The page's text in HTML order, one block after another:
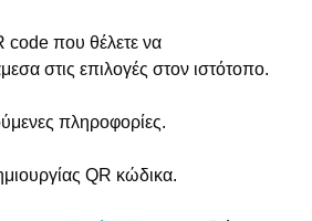
code που θέλετε να
στις επιλογές στον ιστότοπο.
πληροφορίες.
QR κώδικα.